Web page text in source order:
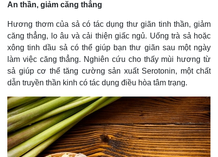
Kinh tế
Bất động sản
Khởi nghiệp
Thị trường
Giá vàng
Tiêu dùng
Tỷ giá
Chứng khoán
Giá cà phê
An thần, giảm căng thẳng
Hương thơm của sả có tác dụng thư giãn tinh thần, giảm
căng thẳng, lo âu và cải thiện giấc ngủ. Uống trà sả hoặc
xông tinh dầu sả có thể giúp bạn thư giãn sau một ngày
làm việc căng thẳng. Nghiên cứu cho thấy mùi hương từ
sả giúp cơ thể tăng cường sản xuất Serotonin, một chất
dẫn truyền thần kinh có tác dụng điều hòa tâm trạng.